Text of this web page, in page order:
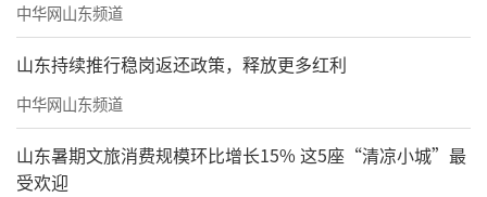
中华网山东频道
山东持续推行稳岗返还政策，释放更多红利
中华网山东频道
山东暑期文旅消费规模环比增长15% 这5座“清凉小城”最
受欢迎